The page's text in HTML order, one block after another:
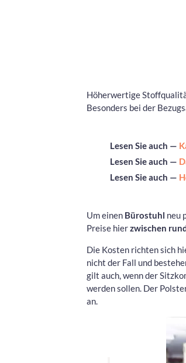
Höherwertige
Besonders bei der
Lesen Sie auch —
Lesen Sie auch —
Lesen Sie auch —
Um einen Bürostuhl neu
Preise hierzwischen
Die Kosten richten sich
nicht der Fall und
gilt auch, wenn der
werden sollen. Der
an.